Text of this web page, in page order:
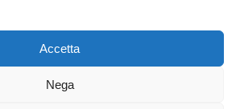
Accetta
Nega